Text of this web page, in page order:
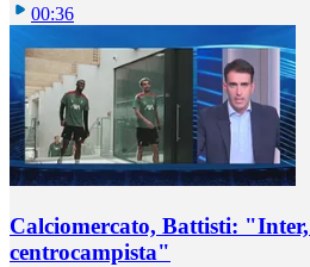
00:36
Calciomercato, Battisti:
centrocampista"